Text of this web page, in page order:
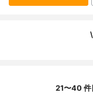
21〜40 件